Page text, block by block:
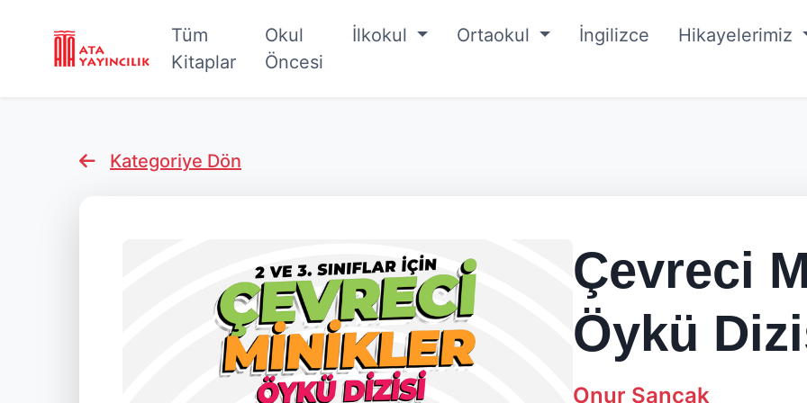
Tüm
Kitaplar
Okul
Öncesi
İlkokul Ortaokul İngilizce Hikayelerimiz
Kategoriye Dön
Çevreci
Öykü
Onur Sancak